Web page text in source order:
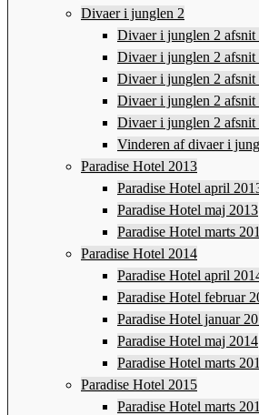
Divaer i junglen 2
Divaer i junglen 2 afsnit
Divaer i junglen 2 afsnit
Divaer i junglen 2 afsnit
Divaer i junglen 2 afsnit
Divaer i junglen 2 afsnit
Vinderen af divaer i
Paradise Hotel 2013
Paradise Hotel april
Paradise Hotel maj 2013
Paradise Hotel marts
Paradise Hotel 2014
Paradise Hotel april
Paradise Hotel februar
Paradise Hotel januar
Paradise Hotel maj 2014
Paradise Hotel marts
Paradise Hotel 2015
Paradise Hotel marts